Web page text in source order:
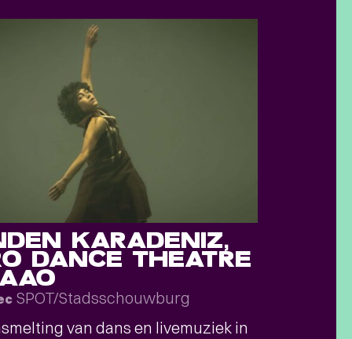
KARADENIZ,
DANCE THEATRE
SPOT/Stadsschouwburg
van dans en livemuziek in